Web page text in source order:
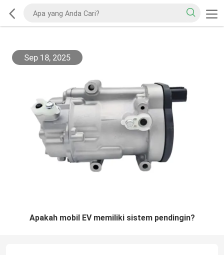
Sep 18, 2025
Apakah mobil EV memiliki sistem pendingin?